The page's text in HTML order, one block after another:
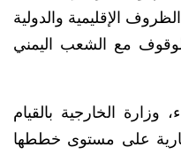
الإقليمية والدولية
مع الشعب اليمني
الخارجية بالقيام
على مستوى خططها